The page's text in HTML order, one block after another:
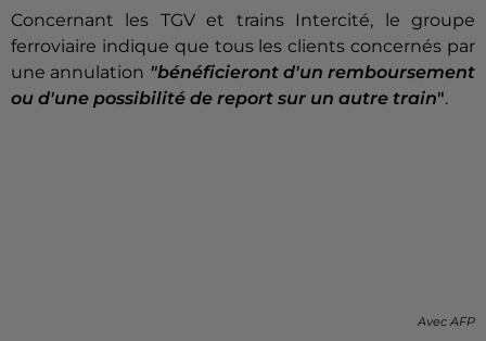
Concernant les TGV et trains Intercité, le groupe
ferroviaire indique que tous les clients concernés par
une annulation "bénéficieront d'un remboursement
ou d'une possibilité de report sur un autre train".
Avec AFP